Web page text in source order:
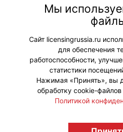
холдинга
генеральный
Немчина
дискуссиях форума.
#ПродвижениеБренда
licensingrussia.ru,
Мы
Сайт licensingrussia.ru
для обеспечения
работоспособности,
статистики
Нажимая «Принять», вы
обработку cookie-файлов
Политикой